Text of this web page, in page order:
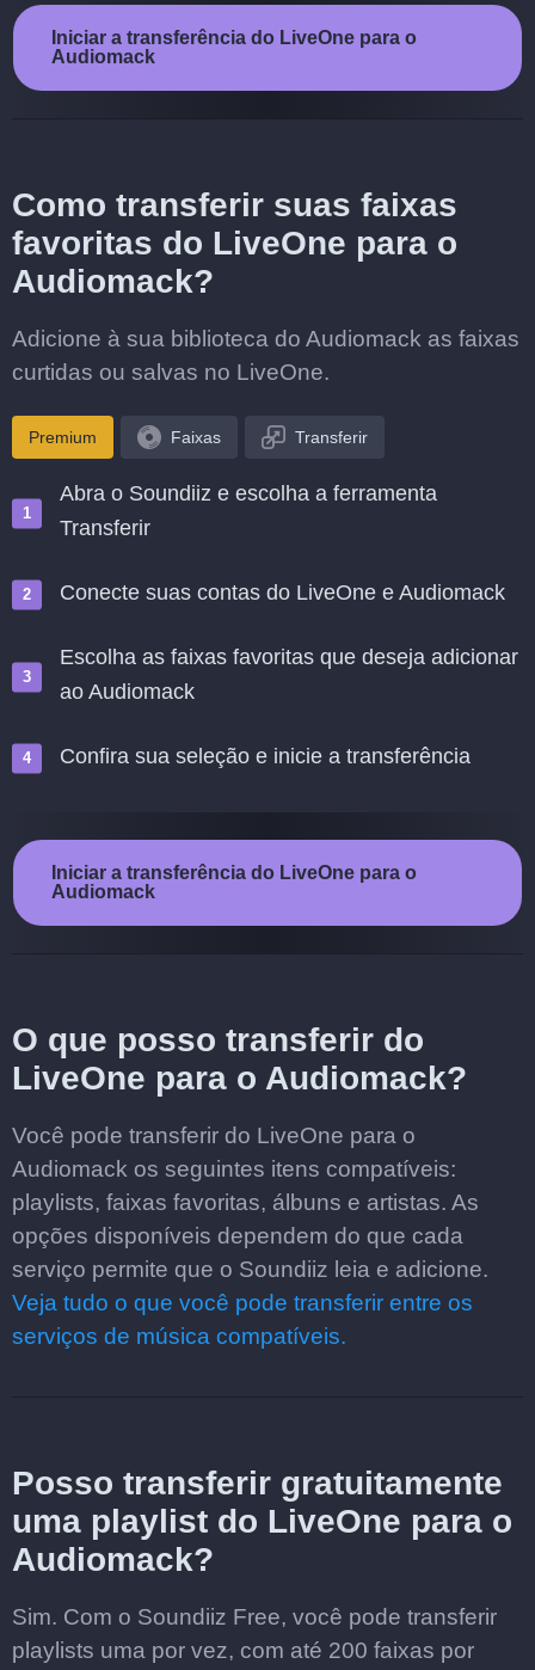
Iniciar a transferência do LiveOne para o
Audiomack
Como transferir suas faixas
favoritas do LiveOne para o
Audiomack?
Adicione à sua biblioteca do Audiomack as faixas
curtidas ou salvas no LiveOne.
Premium Faixas Transferir
Abra o Soundiiz e escolha a ferramenta
Transferir
Conecte suas contas do LiveOne e Audiomack
Escolha as faixas favoritas que deseja adicionar
ao Audiomack
Confira sua seleção e inicie a transferência
Iniciar a transferência do LiveOne para o
Audiomack
O que posso transferir do
LiveOne para o Audiomack?
Você pode transferir do LiveOne para o
Audiomack os seguintes itens compatíveis:
playlists, faixas favoritas, álbuns e artistas. As
opções disponíveis dependem do que cada
serviço permite que o Soundiiz leia e adicione.
Veja tudo o que você pode transferir entre os
serviços de música compatíveis.
Posso transferir gratuitamente
uma playlist do LiveOne para o
Audiomack?
Sim. Com o Soundiiz Free, você pode transferir
playlists uma por vez, com até 200 faixas por